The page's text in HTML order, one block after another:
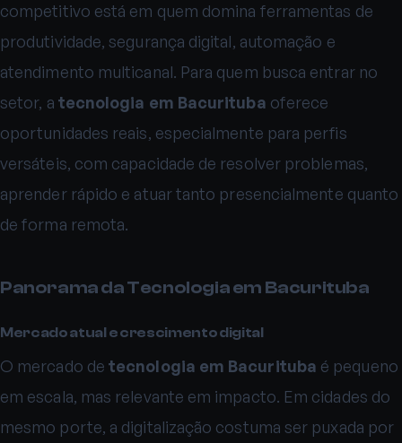
competitivo está em quem domina ferramentas de
produtividade, segurança digital, automação e
atendimento multicanal. Para quem busca entrar no
setor, a tecnologia em Bacurituba oferece
oportunidades reais, especialmente para perfis
versáteis, com capacidade de resolver problemas,
aprender rápido e atuar tanto presencialmente quanto
de forma remota.
Panorama da Tecnologia em Bacurituba
Mercado atual e crescimento digital
O mercado detecnologia em Bacurituba é pequeno
em escala, mas relevante em impacto. Em cidades do
mesmo porte, a digitalização costuma ser puxada por